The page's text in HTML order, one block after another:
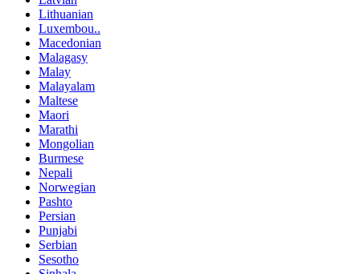
Lithuanian
Luxembou..
Macedonian
Malagasy
Malay
Malayalam
Maltese
Maori
Marathi
Mongolian
Burmese
Nepali
Norwegian
Pashto
Persian
Punjabi
Serbian
Sesotho